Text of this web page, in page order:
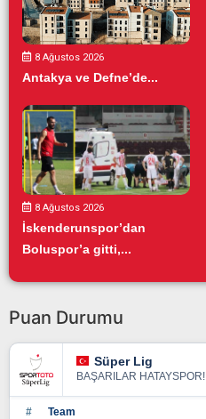
8 Ağustos 2026
Antakya ve Defne’de...
8 Ağustos 2026
İskenderunspor’dan
Boluspor’a gitti,...
Puan Durumu
Süper Lig
BAŞARILAR HATAYSPOR!
# Team